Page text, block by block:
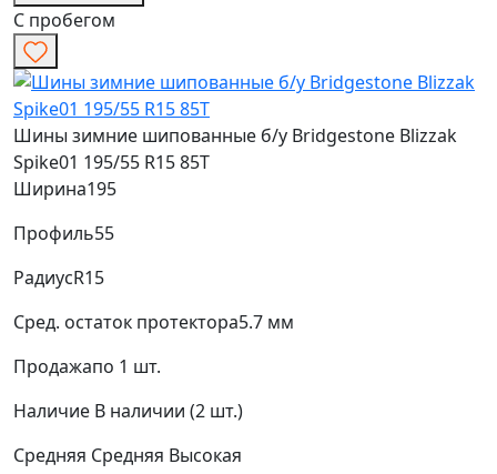
С пробегом
Шины зимние шипованные б/у Bridgestone Blizzak
Spike01 195/55 R15 85T
Ширина195
Профиль55
РадиусR15
Сред. остаток протектора5.7 мм
Продажапо 1 шт.
Наличие В наличии (2 шт.)
Средняя Средняя Высокая